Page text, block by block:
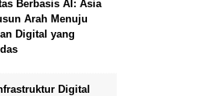
Berbasis AI: Asia
Arah Menuju
Digital yang
Digital